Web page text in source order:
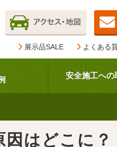
展示品SALE よくある
安全施工への
はどこに？